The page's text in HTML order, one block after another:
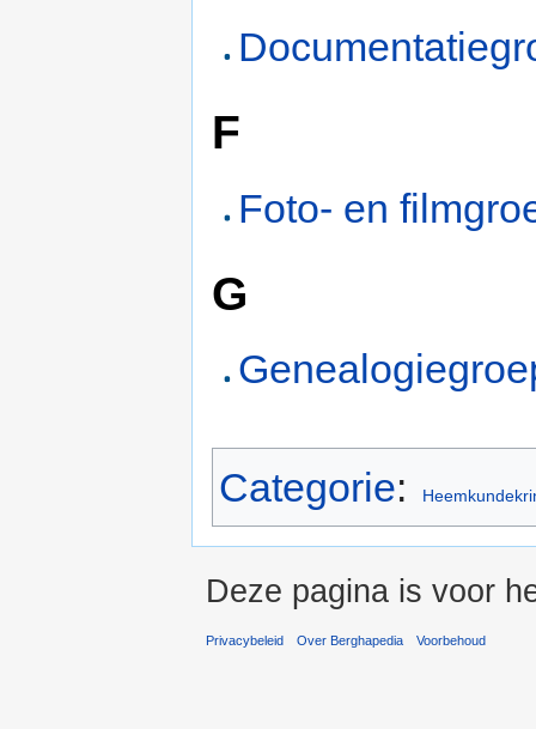
F
Foto- en
G
Categorie:
Deze pagina is voor
Privacybeleid Over Berghapedia Voorbehoud